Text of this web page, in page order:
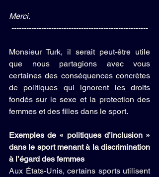
Merci.
-------------------------------------------------------
Monsieur Turk, il serait peut-être utile
que nous partagions avec vous
certaines des conséquences concrètes
de politiques qui ignorent les droits
fondés sur le sexe et la protection des
femmes et des filles dans le sport.
Exemples de « politiques d’inclusion »
dans le sport menant à la discrimination
à l’égard des femmes
Aux États-Unis, certains sports utilisent